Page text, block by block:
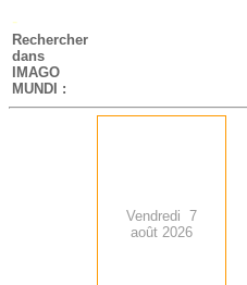
-
Rechercher
dans
IMAGO
MUNDI :
Vendredi 7
août 2026